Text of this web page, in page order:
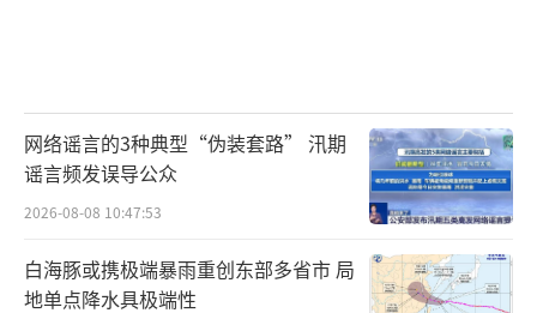
网络谣言的3种典型“伪装套路” 汛期
谣言频发误导公众
2026-08-08 10:47:53
白海豚或携极端暴雨重创东部多省市 局
地单点降水具极端性